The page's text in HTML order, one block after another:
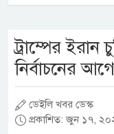
ট্রাম্পের ইরান
নির্বাচনের
ডেইলি খবর ডেস্ক
প্রকাশিত: জুন ১৭,